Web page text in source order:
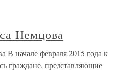
Немцова
В начале февраля 2015 года к
граждане, представляющие